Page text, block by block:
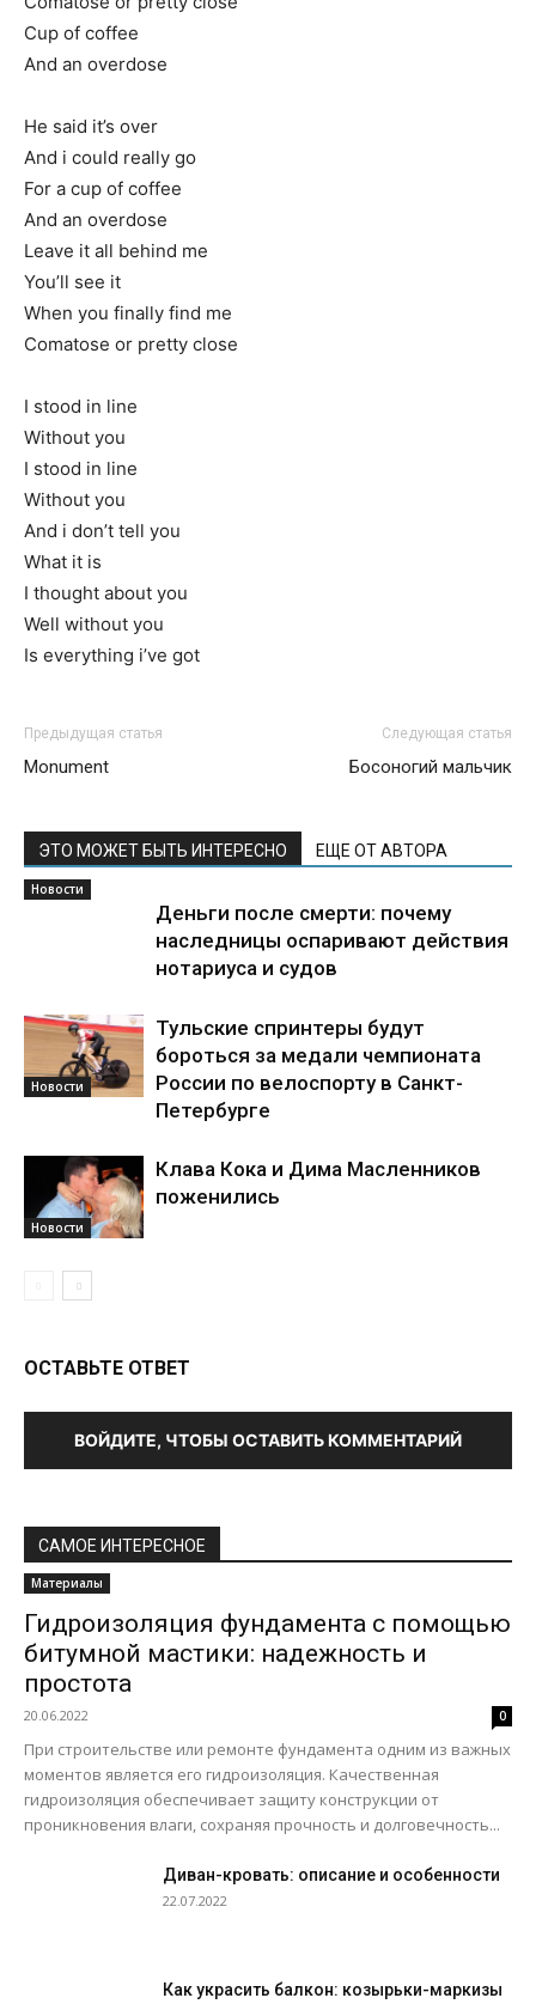
Cup of coffee
And an overdose
He said it’s over
And i could really go
For a cup of coffee
And an overdose
Leave it all behind me
You’ll see it
When you finally find me
Comatose or pretty close
I stood in line
Without you
I stood in line
Without you
And i don’t tell you
What it is
I thought about you
Well without you
Is everything i’ve got
Предыдущая статья
Monument
Следующая статья
Босоногий мальчик
ЭТО МОЖЕТ БЫТЬ ИНТЕРЕСНО ЕЩЕ ОТ АВТОРА
Новости
Деньги после смерти: почему
наследницы оспаривают действия
нотариуса и судов
Новости
Тульские спринтеры будут
бороться за медали чемпионата
России по велоспорту в Санкт-
Петербурге
Новости
Клава Кока и Дима Масленников
поженились
ОСТАВЬТЕ ОТВЕТ
ВОЙДИТЕ, ЧТОБЫ ОСТАВИТЬ КОММЕНТАРИЙ
САМОЕ ИНТЕРЕСНОЕ
Материалы
Гидроизоляция фундамента с помощью
битумной мастики: надежность и
простота
20.06.2022 0
При строительстве или ремонте фундамента одним из важных
моментов является его гидроизоляция. Качественная
гидроизоляция обеспечивает защиту конструкции от
проникновения влаги, сохраняя прочность и долговечность...
Диван-кровать: описание и особенности
22.07.2022
Как украсить балкон: козырьки-маркизы